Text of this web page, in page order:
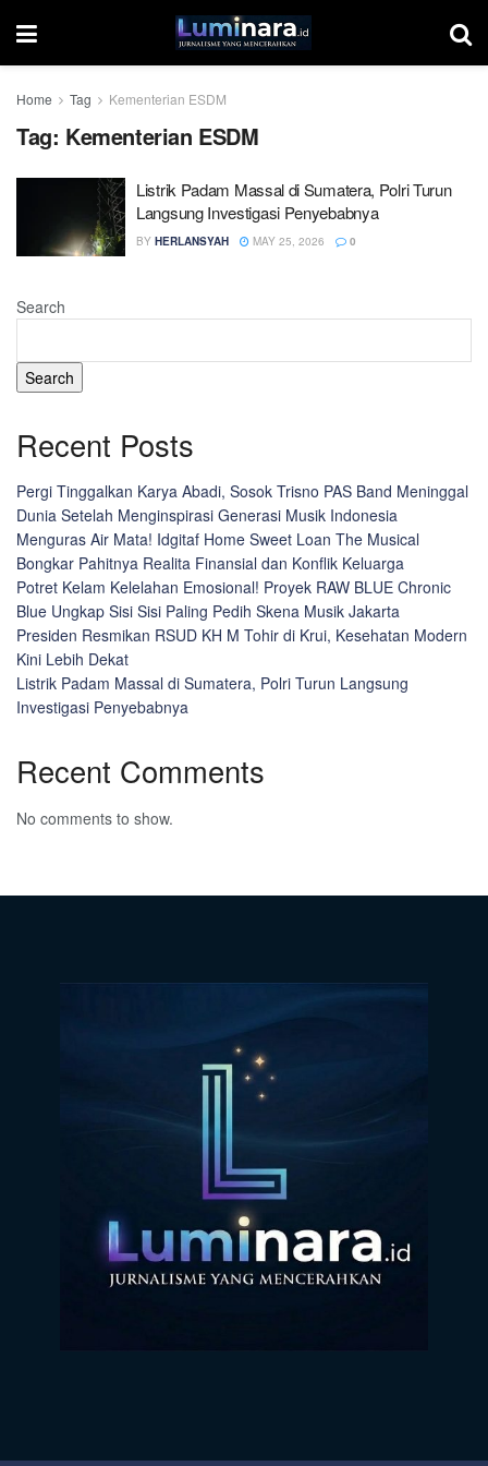
Home Tag Kementerian ESDM
Tag: Kementerian ESDM
Listrik Padam Massal di Sumatera, Polri Turun
Langsung Investigasi Penyebabnya
BY HERLANSYAH MAY 25, 2026 0
Search
Search
Recent Posts
Pergi Tinggalkan Karya Abadi, Sosok Trisno PAS Band Meninggal
Dunia Setelah Menginspirasi Generasi Musik Indonesia
Menguras Air Mata! Idgitaf Home Sweet Loan The Musical
Bongkar Pahitnya Realita Finansial dan Konflik Keluarga
Potret Kelam Kelelahan Emosional! Proyek RAW BLUE Chronic
Blue Ungkap Sisi Sisi Paling Pedih Skena Musik Jakarta
Presiden Resmikan RSUD KH M Tohir di Krui, Kesehatan Modern
Kini Lebih Dekat
Listrik Padam Massal di Sumatera, Polri Turun Langsung
Investigasi Penyebabnya
Recent Comments
No comments to show.